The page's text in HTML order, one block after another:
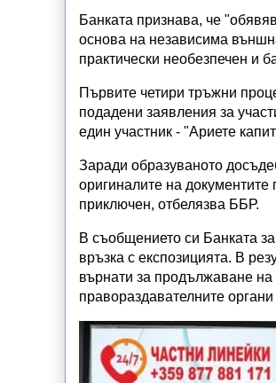
Банката признава, че
основа на независима
практически необезпечен и
Първите четири тръжни
подадени заявления за
един участник - "Ариете
Заради образуваното
оригиналите на
приключен, отбелязва ББР.
В съобщението си Банката
връзка с експозицията. В
върнати за продължаване на
правораздавателните